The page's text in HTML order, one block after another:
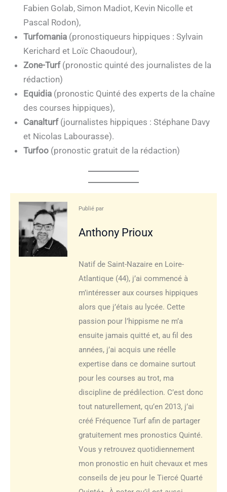
Fabien Golab, Simon Madiot, Kevin Nicolle et
Pascal Rodon),
Turfomania(pronostiqueurs hippiques : Sylvain
Kerichard et Loïc Chaoudour),
Zone-Turf(pronostic quinté des journalistes de la
rédaction)
Equidia (pronostic Quinté des experts de la chaîne
des courses hippiques),
Canalturf(journalistes hippiques : Stéphane Davy
et Nicolas Labourasse).
Turfoo(pronostic gratuit de la rédaction)
Publié par
Anthony Prioux
Natif de Saint-Nazaire en Loire-
Atlantique (44), j’ai commencé à
m’intéresser aux courses hippiques
alors que j’étais au lycée. Cette
passion pour l’hippisme ne m’a
ensuite jamais quitté et, au fil des
années, j’ai acquis une réelle
expertise dans ce domaine surtout
pour les courses au trot, ma
discipline de prédilection. C’est donc
tout naturellement, qu’en 2013, j’ai
créé Fréquence Turf afin de partager
gratuitement mes pronostics Quinté.
Vous y retrouvez quotidiennement
mon pronostic en huit chevaux et mes
conseils de jeu pour le Tiercé Quarté